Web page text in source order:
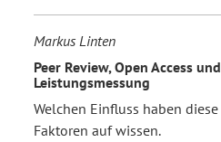
Markus Linten
Peer Review, Open Access und
Leistungsmessung
Welchen Einfluss haben diese
Faktoren auf wissen.